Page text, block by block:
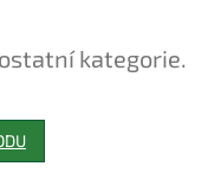
kategorie.